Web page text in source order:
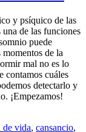
y psíquico de las
una de las funciones
puede
momentos de la
mal no es lo
contamos cuáles
detectarlo y
¡Empezamos!
de vida, cansancio,